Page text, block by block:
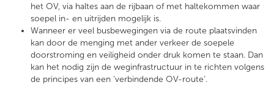
het OV, via haltes aan de rijbaan of met haltekommen waar
soepel in- en uitrijden mogelijk is.
Wanneer er veel busbewegingen via de route plaatsvinden
kan door de menging met ander verkeer de soepele
doorstroming en veiligheid onder druk komen te staan. Dan
kan het nodig zijn de weginfrastructuur in te richten volgens
de principes van een ‘verbindende OV-route’.